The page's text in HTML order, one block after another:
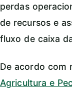
perdas
de recursos e
fluxo de caixa
De acordo com
Agricultura e